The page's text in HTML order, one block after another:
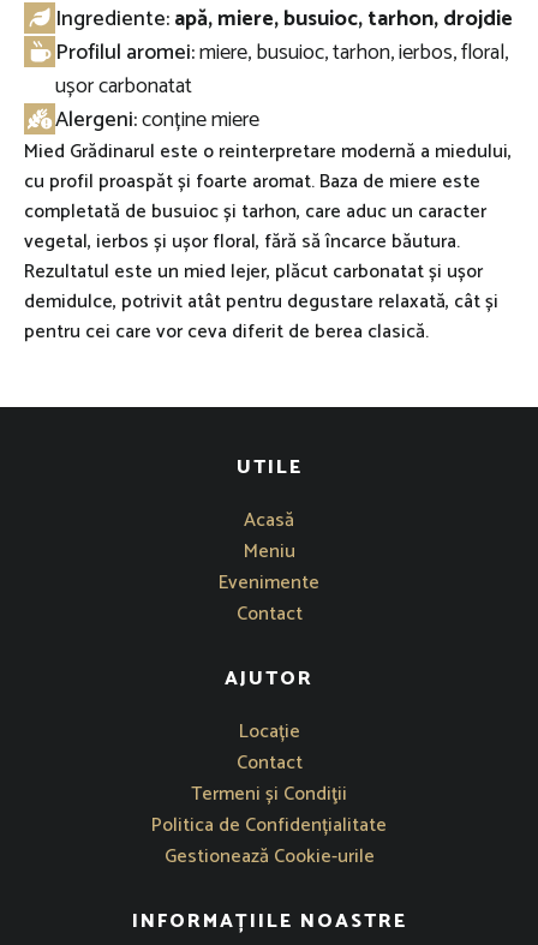
Ingrediente:apă, miere, busuioc, tarhon, drojdie
Profilul aromei:miere, busuioc, tarhon, ierbos, floral,
ușor carbonatat
Alergeni:conține miere
Mied Grădinarul este o reinterpretare modernă a miedului,
cu profil proaspăt și foarte aromat. Baza de miere este
completată de busuioc și tarhon, care aduc un caracter
vegetal, ierbos și ușor floral, fără să încarce băutura.
Rezultatul este un mied lejer, plăcut carbonatat și ușor
demidulce, potrivit atât pentru degustare relaxată, cât și
pentru cei care vor ceva diferit de berea clasică.
UTILE
Acasă
Meniu
Evenimente
Contact
AJUTOR
Se deschide într-o fereastră nouă
Locație
Contact
Termeni și Condiţii
Politica de Confidențialitate
Gestionează Cookie-urile
INFORMAȚIILE NOASTRE